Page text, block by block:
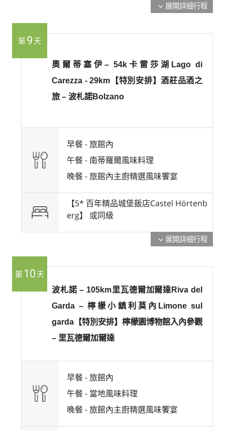
expand_more 展開詳細行程
第9 天
奧爾蒂塞伊– 54k卡雷莎湖Lago di
Carezza - 29km【特別安排】酒莊品酒之
旅 – 波札諾Bolzano
早餐 -旅館內
午餐 - 南蒂羅爾風味料理
晚餐 -旅館內主廚精選風味饗宴
【5* 百年精品城堡飯店Castel Hörtenb
erg】 或同級
expand_more 展開詳細行程
第10 天
波札諾 – 105km里瓦德爾加爾達Riva del
Garda – 檸檬小鎮利莫內Limone sul
garda【特別安排】檸檬園博物館入內參觀
– 里瓦德爾加爾達
早餐 -旅館內
午餐 - 當地風味料理
晚餐 -旅館內主廚精選風味饗宴